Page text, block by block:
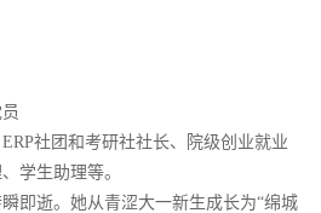
社团和考研社社长、院级创业就业
学生助理等。
即逝。她从青涩大一新生成长为“绵城